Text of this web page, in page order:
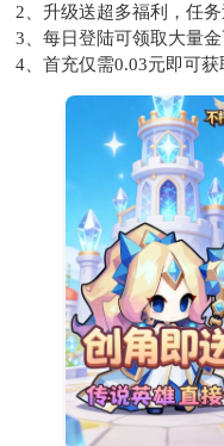
2、升级送超多福利，任
3、每日登陆可领取大量
4、首充仅需0.03元即可